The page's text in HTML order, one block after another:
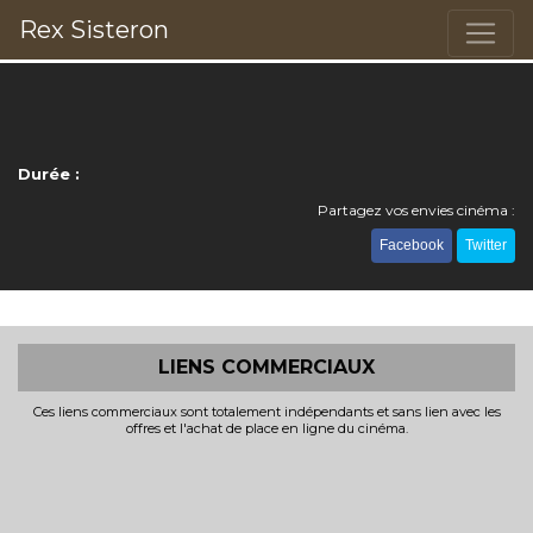
Rex Sisteron
Durée :
Partagez vos envies cinéma :
Facebook Twitter
LIENS COMMERCIAUX
Ces liens commerciaux sont totalement indépendants et sans lien avec les
offres et l'achat de place en ligne du cinéma.